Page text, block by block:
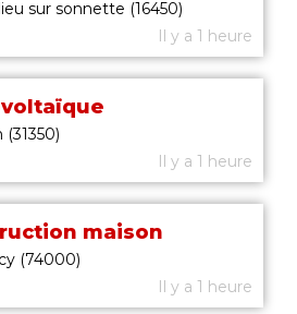
sur sonnette (16450)
Il y a 1 heure
(31350)
Il y a 1 heure
maison
(74000)
Il y a 1 heure